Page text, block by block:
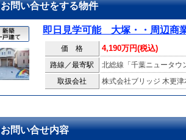
お問い合せをする物件
即日見学可能 大塚・・周辺商
価 格 4,190万円(税込)
路線／最寄駅
北総線「千葉ニュータウ
取扱会社
株式会社ブリッジ 木更津
お問い合せ内容